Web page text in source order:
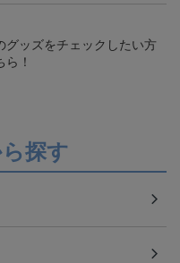
グッズをチェックしたい方
！
探す